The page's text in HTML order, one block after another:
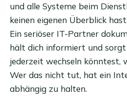
und alle Systeme beim
keinen eigenen Überblick
Ein seriöser IT-Partner
hält dich informiert und sorgt
jederzeit wechseln könntest,
Wer das nicht tut, hat ein
abhängig zu halten.